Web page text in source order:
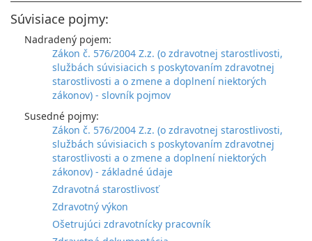
Súvisiace pojmy:
Nadradený pojem:
Zákon č. 576/2004 Z.z. (o zdravotnej starostlivosti,
službách súvisiacich s poskytovaním zdravotnej
starostlivosti a o zmene a doplnení niektorých
zákonov) - slovník pojmov
Susedné pojmy:
Zákon č. 576/2004 Z.z. (o zdravotnej starostlivosti,
službách súvisiacich s poskytovaním zdravotnej
starostlivosti a o zmene a doplnení niektorých
zákonov) - základné údaje
Zdravotná starostlivosť
Zdravotný výkon
Ošetrujúci zdravotnícky pracovník